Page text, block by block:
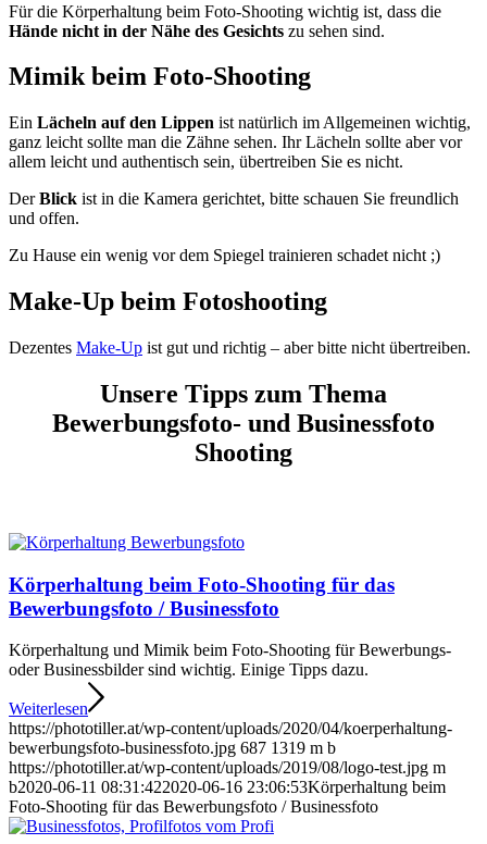
Für die Körperhaltung beim Foto-Shooting wichtig ist, dass die
Hände nicht in der Nähe des Gesichts zu sehen sind.
Mimik beim Foto-Shooting
Ein Lächeln auf den Lippen ist natürlich im Allgemeinen wichtig,
ganz leicht sollte man die Zähne sehen. Ihr Lächeln sollte aber vor
allem leicht und authentisch sein, übertreiben Sie es nicht.
DerBlick ist in die Kamera gerichtet, bitte schauen Sie freundlich
und offen.
Zu Hause ein wenig vor dem Spiegel trainieren schadet nicht ;)
Make-Up beim Fotoshooting
Dezentes Make-Up ist gut und richtig – aber bitte nicht übertreiben.
Unsere Tipps zum Thema
Bewerbungsfoto- und Businessfoto
Shooting
Körperhaltung beim Foto-Shooting für das
Bewerbungsfoto / Businessfoto
Körperhaltung und Mimik beim Foto-Shooting für Bewerbungs-
oder Businessbilder sind wichtig. Einige Tipps dazu.
Weiterlesen
https://phototiller.at/wp-content/uploads/2020/04/koerperhaltung-
bewerbungsfoto-businessfoto.jpg 687 1319 m b
https://phototiller.at/wp-content/uploads/2019/08/logo-test.jpg m
b2020-06-11 08:31:422020-06-16 23:06:53Körperhaltung beim
Foto-Shooting für das Bewerbungsfoto / Businessfoto